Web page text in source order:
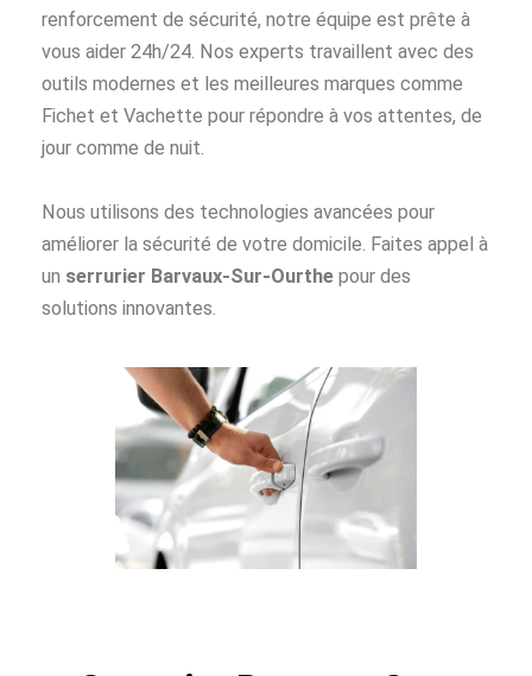
renforcement de sécurité, notre équipe est prête à
vous aider 24h/24. Nos experts travaillent avec des
outils modernes et les meilleures marques comme
Fichet et Vachette pour répondre à vos attentes, de
jour comme de nuit.
Nous utilisons des technologies avancées pour
améliorer la sécurité de votre domicile. Faites appel à
un serrurier Barvaux-Sur-Ourthe pour des
solutions innovantes.